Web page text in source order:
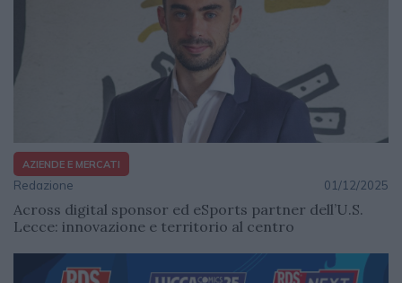
AZIENDE E MERCATI
Redazione 01/12/2025
Across digital sponsor ed eSports partner dell’U.S.
Lecce: innovazione e territorio al centro